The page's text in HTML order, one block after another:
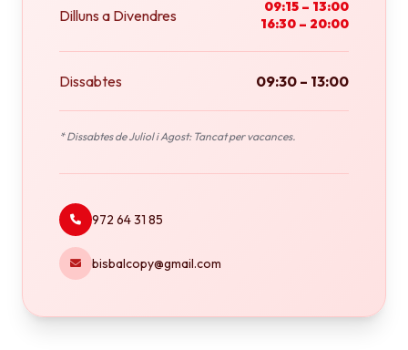
Dilluns a Divendres
09:15 – 13:00
16:30 – 20:00
Dissabtes 09:30 – 13:00
* Dissabtes de Juliol i Agost: Tancat per vacances.
972 64 31 85
bisbalcopy@gmail.com